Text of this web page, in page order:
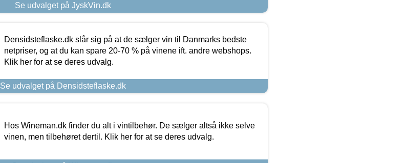
Se udvalget på JyskVin.dk
Densidsteflaske.dk slår sig på at de sælger vin til Danmarks bedste
netpriser, og at du kan spare 20-70 % på vinene ift. andre webshops.
Klik her for at se deres udvalg.
Se udvalget på Densidsteflaske.dk
Hos Wineman.dk finder du alt i vintilbehør. De sælger altså ikke selve
vinen, men tilbehøret dertil. Klik her for at se deres udvalg.